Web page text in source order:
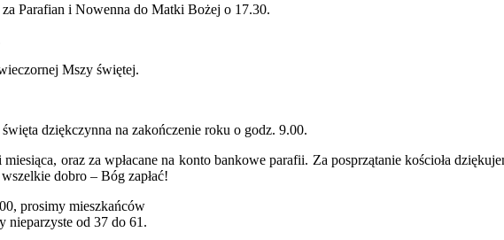
Parafian i Nowenna do Matki Bożej o 17.30.
Mszy świętej.
dziękczynna na zakończenie roku o godz. 9.00.
oraz za wpłacane na konto bankowe parafii. Za posprzątanie kościoła
dobro – Bóg zapłać!
prosimy mieszkańców
nieparzyste od 37 do 61.